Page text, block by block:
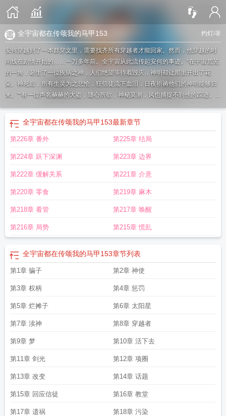
灼灯/著
全宇宙都在传颂我的马甲153
安何穿越到了一本群穿文里，需要找齐所有穿越者才能回家。然而，他穿越的时
间线在剧情开始的……一万多年前。全宇宙从此流传起安何的事迹。“在宇宙荒芜
的一角，诞生了一位疾病之神，人们绝望等待着毁灭，神明却让那里开出了花
朵。神死后，所有生灵为之悲怆，狂信徒流下血泪，日夜祈祷他们的神明能够归
来。”“有一位声名赫赫的大盗，随心所欲，神秘莫测，风也捕捉不到他的踪迹。女
超越神明，学者们为他的事迹真假争论不休，时至今日，依旧有许多人寻找着虚
无缥缈的弑神之剑。”“……”好不容易等到剧情开始，安何带着穿越者从底层做
起，无论走到哪里都能听到他曾经留下的传说。穿越者向往道：“不知道有朝一
想晚上吃什么。”安何绑定了一个传说缔造系统，每次缔造的传说都必须深入人
心。悲剧更能被铭记，遗憾会更加深刻。于是，安何每次都将形象打造得悲壮且
应……必须捂紧马甲。#今天男主掉马了吗#1.无CP剧情文，男主的迷弟迷妹遍布
全宇宙，有单箭头，男主无感情戏，一心回家；2.是群穿文，有其他穿越者，但
都在传颂我的马甲 灼灯
全宇宙都在传颂我的马甲by全宇宙都在传颂我的马甲txt
百度全宇宙都在传颂我的马甲全文全宇宙都在传颂我的马甲番外全宇宙都在传
颂我的马甲167全宇宙都在传颂我的马甲全文阅读
费阅读全宇宙都在传颂我的马甲65全宇宙都在传颂我的马甲全文免费阅读全宇
宙都在传颂我的马甲TXT
全宇宙都在传颂我的马甲百度
甲作者
全宇宙都在传颂我的马甲 ... 全宇宙都在传颂我的马甲153
宇宙都在传颂我的马甲作者灼灯
全宇宙都在传颂我的马甲灼灯TXT
马甲果露全宇宙都在传颂我的马甲类似全宇宙都在传颂我的马甲61
全宇宙都在传颂我的马甲153最新章节
第226章 番外 第225章 结局
第224章 跃下深渊 第223章 边界
第222章 缓解关系 第221章 介意
第220章 零食 第219章 麻木
第218章 看管 第217章 唤醒
第216章 局势 第215章 慌乱
全宇宙都在传颂我的马甲153章节列表
第1章 骗子 第2章 神使
第3章 权柄 第4章 惩罚
第5章 烂摊子 第6章 太阳星
第7章 渎神 第8章 穿越者
第9章 梦 第10章 活下去
第11章 剑光 第12章 项圈
第13章 改变 第14章 话题
第15章 回应信徒 第16章 教堂
第17章 遗祸 第18章 污染